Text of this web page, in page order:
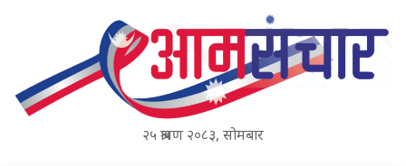
२५ श्रावण २०८३, सोमबार